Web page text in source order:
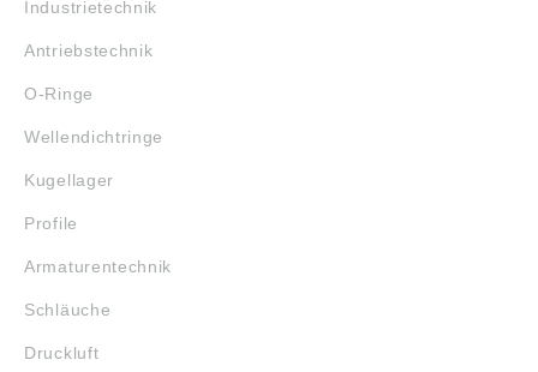
Industrietechnik
Antriebstechnik
O-Ringe
Wellendichtringe
Kugellager
Profile
Armaturentechnik
Schläuche
Druckluft